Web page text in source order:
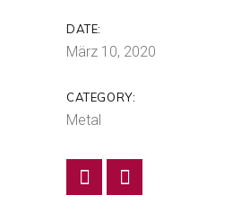
DATE:
März 10, 2020
CATEGORY:
Metal